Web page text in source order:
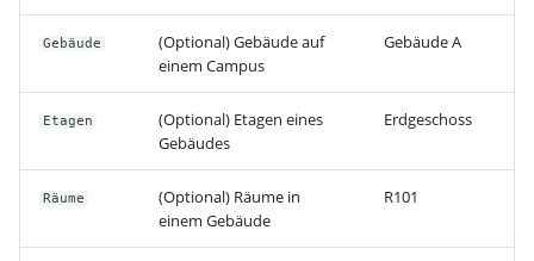
Hilfe
Gebäude
(Optional) Gebäude auf
einem Campus
Gebäude A
Etagen
(Optional) Etagen eines
Gebäudes
Erdgeschoss
Räume
(Optional) Räume in
einem Gebäude
R101